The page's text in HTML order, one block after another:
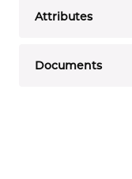
Attributes
Documents